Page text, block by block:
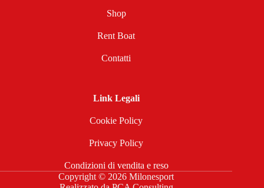
Shop
Rent Boat
Contatti
Link Legali
Cookie Policy
Privacy Policy
Condizioni di vendita e reso
Copyright © 2026 Milonesport